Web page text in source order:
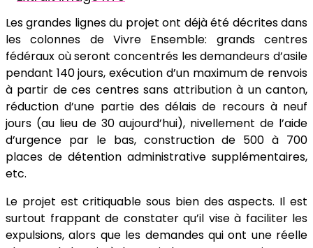
Les grandes lignes du projet ont déjà été décrites dans
les colonnes de Vivre Ensemble: grands centres
fédéraux où seront concentrés les demandeurs d’asile
pendant 140 jours, exécution d’un maximum de renvois
à partir de ces centres sans attribution à un canton,
réduction d’une partie des délais de recours à neuf
jours (au lieu de 30 aujourd’hui), nivellement de l’aide
d’urgence par le bas, construction de 500 à 700
places de détention administrative supplémentaires,
etc.
Le projet est critiquable sous bien des aspects. Il est
surtout frappant de constater qu’il vise à faciliter les
expulsions, alors que les demandes qui ont une réelle